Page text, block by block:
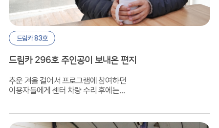
드림카 83호
드림카 296호 주인공이 보내온 편지
추운 겨울 걸어서 프로그램에 참여하던
이용자들에게 센터 차량 수리 후에는